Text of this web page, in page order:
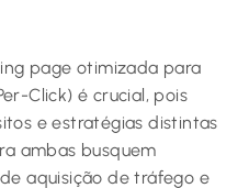
page otimizada para
Click) é crucial, pois
e estratégias distintas
ambas busquem
aquisição de tráfego e